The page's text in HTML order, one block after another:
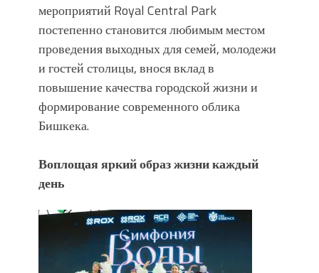
мероприятий Royal Central Park
постепенно становится любимым местом
проведения выходных для семей, молодежи
и гостей столицы, внося вклад в
повышение качества городской жизни и
формирование современного облика
Бишкека.
Воплощая яркий образ жизни каждый
день